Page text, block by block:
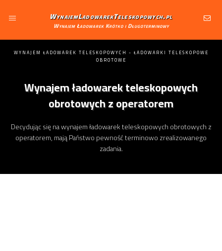
WynajemLadowarekTeleskopowych.pl
Wynajem Ładowarek Krótko i Długoterminowy
WYNAJEM ŁADOWAREK TELESKOPOWYCH - ŁADOWARKI TELESKOPOWE
OBROTOWE
Wynajem ładowarek teleskopowych
obrotowych z operatorem
Decydując się na wynajem ładowarek teleskopowych obrotowych z
operatorem, mają Państwo pewność terminowo zrealizowanego
zadania.